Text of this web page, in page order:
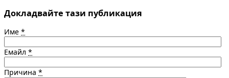
Докладвайте тази публикация
Име *
Емайл *
Причина *